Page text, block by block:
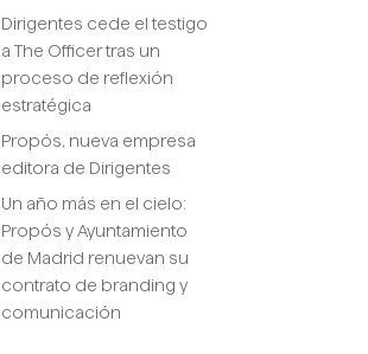
Dirigentes cede el testigo
a The Officer tras un
proceso de reflexión
estratégica
Propós, nueva empresa
editora de Dirigentes
Un año más en el cielo:
Propós y Ayuntamiento
de Madrid renuevan su
contrato de branding y
comunicación